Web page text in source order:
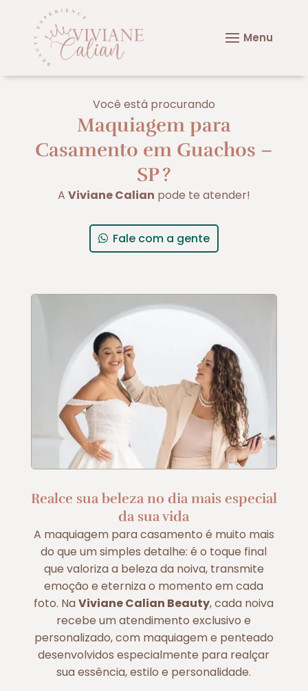
Você está procurando
Maquiagem para
Casamento em Guachos –
SP?
A Viviane Calian pode te atender!
Fale com a gente
Realce sua beleza no dia mais especial
da sua vida
A maquiagem para casamento é muito mais
do que um simples detalhe: é o toque final
que valoriza a beleza da noiva, transmite
emoção e eterniza o momento em cada
foto. NaViviane Calian Beauty, cada noiva
recebe um atendimento exclusivo e
personalizado, com maquiagem e penteado
desenvolvidos especialmente para realçar
sua essência, estilo e personalidade.